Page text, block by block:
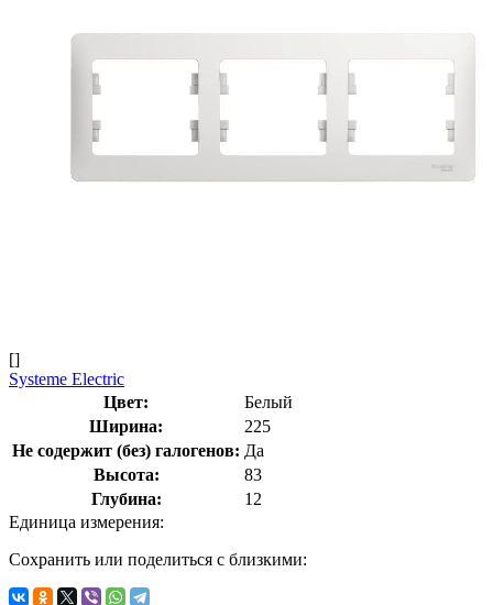
[]
Systeme Electric
Цвет:
Белый
Ширина:
225
Не содержит (без) галогенов: Да
Высота:
83
Глубина:
12
Единица измерения:
Сохранить или поделиться с близкими: